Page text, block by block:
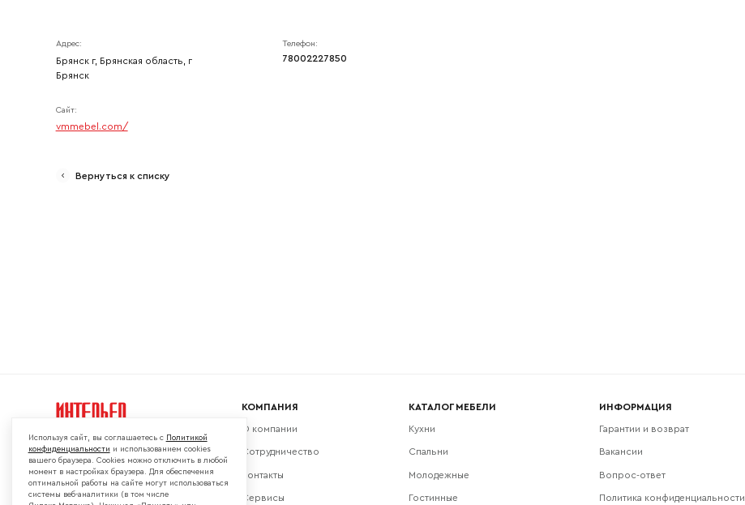
Адрес:
Брянск г, Брянская область, г
Брянск
Телефон:
78002227850
Сайт:
vmmebel.com/
Вернуться к списку
Мы в социальных сетях:
КОМПАНИЯ
О компании
Сотрудничество
Контакты
Сервисы
КАТАЛОГ МЕБЕЛИ
Кухни
Спальни
Молодежные
Гостинные
ИНФОРМАЦИЯ
Гарантии и возврат
Вакансии
Вопрос-ответ
Политика конфиденциальности
Используя сайт, вы соглашаетесь с Политикой
конфиденциальности и использованием cookies
вашего браузера. Cookies можно отключить в любой
момент в настройках браузера. Для обеспечения
оптимальной работы на сайте могут использоваться
системы веб-аналитики (в том числе